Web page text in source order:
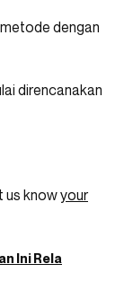
dengan
direncanakan
us knowyour
Ini Rela